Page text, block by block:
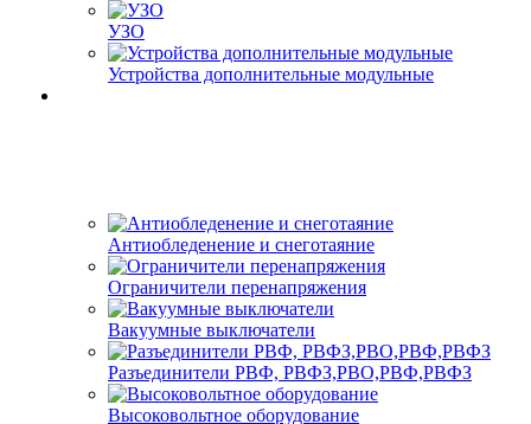
УЗО
Устройства дополнительные модульные
Антиобледенение и снеготаяние
Ограничители перенапряжения
Вакуумные выключатели
Разъединители РВФ, РВФЗ,РВО,РВФ,РВФЗ
Высоковольтное оборудование